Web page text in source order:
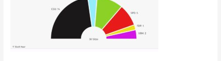
bei